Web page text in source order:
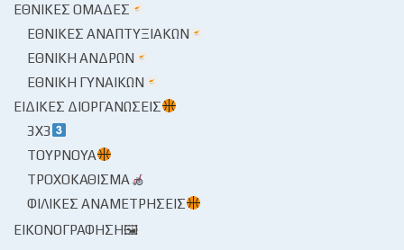
ΕΘΝΙΚΈΣ ΟΜΆΔΕΣ
ΕΘΝΙΚΈΣ ΑΝΑΠΤΥΞΙΑΚΏΝ
ΕΘΝΙΚΉ ΑΝΔΡΏΝ
ΕΘΝΙΚΉ ΓΥΝΑΙΚΏΝ
ΕΙΔΙΚΈΣ ΔΙΟΡΓΑΝΏΣΕΙΣ
3X3
ΤΟΥΡΝΟΥΆ
ΤΡΟΧΟΚΆΘΙΣΜΑ
ΦΙΛΙΚΈΣ ΑΝΑΜΕΤΡΉΣΕΙΣ
ΕΙΚΟΝΟΓΡΆΦΗΣΗ🖼